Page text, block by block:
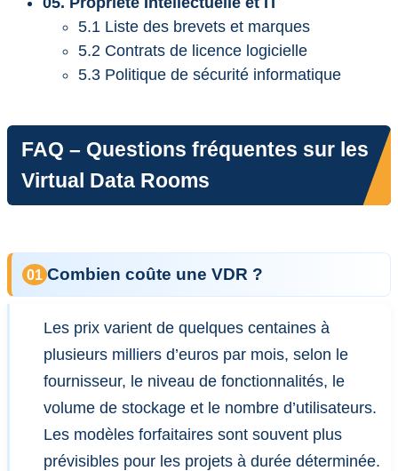
5.1 Liste des brevets et marques
5.2 Contrats de licence logicielle
5.3 Politique de sécurité informatique
FAQ – Questions fréquentes sur les
Virtual Data Rooms
Combien coûte une VDR ?
Les prix varient de quelques centaines à
plusieurs milliers d’euros par mois, selon le
fournisseur, le niveau de fonctionnalités, le
volume de stockage et le nombre d’utilisateurs.
Les modèles forfaitaires sont souvent plus
prévisibles pour les projets à durée déterminée.